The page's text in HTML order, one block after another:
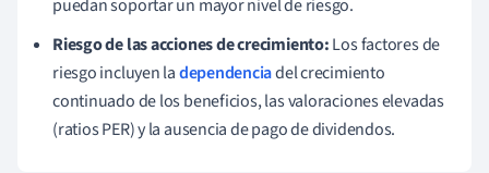
puedan soportar un mayor nivel de riesgo.
Riesgo de las acciones de crecimiento:Los factores de
riesgo incluyen ladependenciadel crecimiento
continuado de los beneficios, las valoraciones elevadas
(ratios PER) y la ausencia de pago de dividendos.